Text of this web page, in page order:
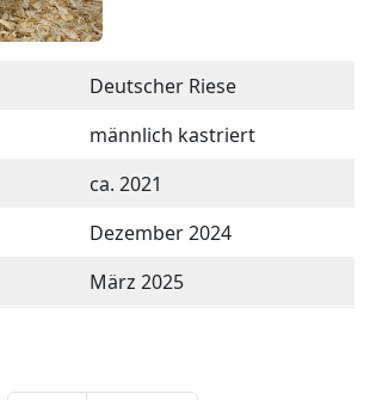
Deutscher Riese
männlich kastriert
ca. 2021
Dezember 2024
März 2025